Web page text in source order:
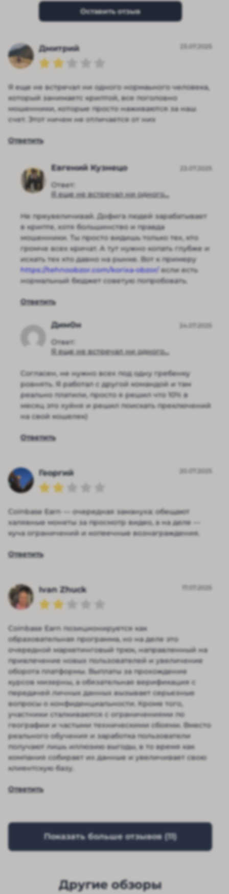
Оставить отзыв
Дмитрий 23.07.2025
Я еще не встречал ни одного нормаьного человека,
который занимаетс криптой, все поголовно
мошенники, которые просто наживаются за наш
счет. Этот ничем не отличается от них
Ответить
Евгений Кузнецо
Ответ:
Я еще не встречал ни одного...
23.07.2025
Не преувеличивай. Дофига людей зарабатывает
в крипте, хотя большинство и правда
мошенники. Ты просто видишь только тех, кто
громче всех кричат. А тут нужно копать глубже и
искать тех кто давно на рынке. Вот к примеру
https://tehnoobzor.com/korixa-obzor/ если есть
нормальный бюджет советую попробовать.
Ответить
Дим0н
Ответ:
Я еще не встречал ни одного...
24.07.2025
Согласен, не нужно всех под одну гребенку
ровнять. Я работал с другой командой и там
реально платили, просто я решил что 10% в
месяц это хуйня и решил поискать преключений
на свой кошелек)
Ответить
Георгий 20.07.2025
Coinbase Earn — очередная замануха: обещают
халявные монеты за просмотр видео, а на деле —
куча ограничений и копеечные вознаграждения.
Ответить
Ivan Zhuck 17.07.2025
Coinbase Earn позиционируется как
образовательная программа, но на деле это
очередной маркетинговый трюк, направленный на
привлечение новых пользователей и увеличение
оборота платформы. Выплаты за прохождение
курсов мизерны, а обязательная верификация с
передачей личных данных вызывает серьезные
вопросы о конфиденциальности. Кроме того,
участники сталкиваются с ограничениями по
географии и частыми техническими сбоями. Вместо
реального обучения и заработка пользователи
получают лишь иллюзию выгоды, в то время как
компания собирает их данные и увеличивает свою
клиентскую базу.
Ответить
Показать больше отзывов (11)
Другие обзоры